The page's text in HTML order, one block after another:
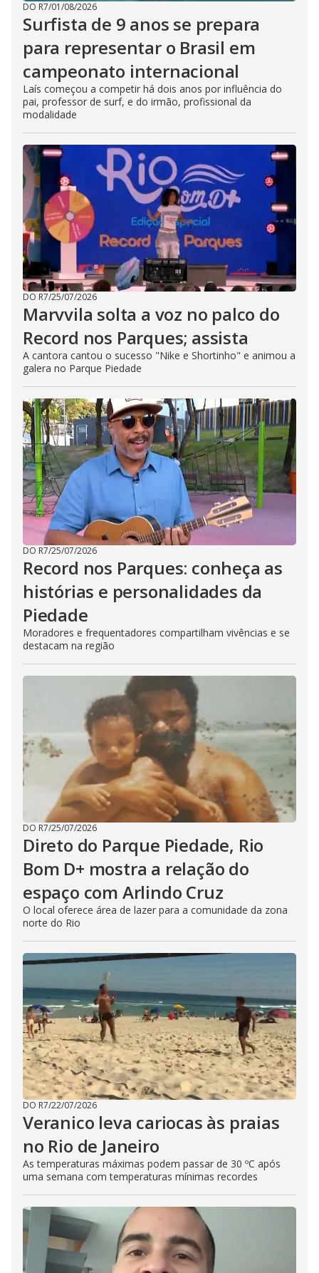
DO R7/01/08/2026
Surfista de 9 anos se prepara
para representar o Brasil em
campeonato internacional
Laís começou a competir há dois anos por influência do
pai, professor de surf, e do irmão, profissional da
modalidade
DO R7/25/07/2026
Marvvila solta a voz no palco do
Record nos Parques; assista
A cantora cantou o sucesso "Nike e Shortinho" e animou a
galera no Parque Piedade
DO R7/25/07/2026
Record nos Parques: conheça as
histórias e personalidades da
Piedade
Moradores e frequentadores compartilham vivências e se
destacam na região
DO R7/25/07/2026
Direto do Parque Piedade, Rio
Bom D+ mostra a relação do
espaço com Arlindo Cruz
O local oferece área de lazer para a comunidade da zona
norte do Rio
DO R7/22/07/2026
Veranico leva cariocas às praias
no Rio de Janeiro
As temperaturas máximas podem passar de 30 ºC após
uma semana com temperaturas mínimas recordes